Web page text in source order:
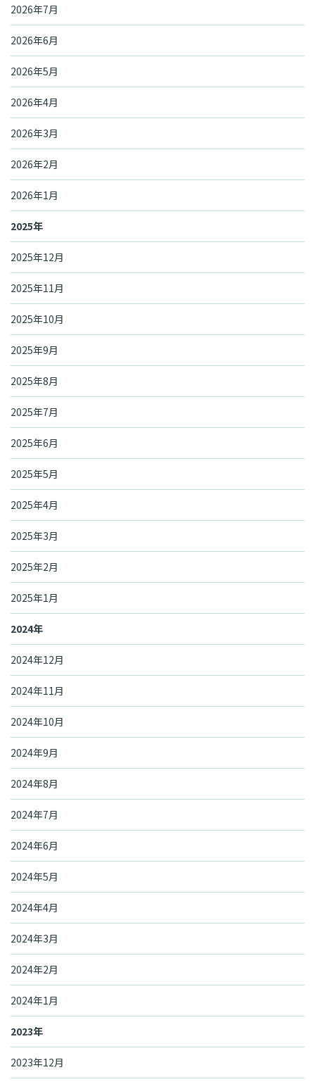
2026年7月
2026年6月
2026年5月
2026年4月
2026年3月
2026年2月
2026年1月
2025年
2025年12月
2025年11月
2025年10月
2025年9月
2025年8月
2025年7月
2025年6月
2025年5月
2025年4月
2025年3月
2025年2月
2025年1月
2024年
2024年12月
2024年11月
2024年10月
2024年9月
2024年8月
2024年7月
2024年6月
2024年5月
2024年4月
2024年3月
2024年2月
2024年1月
2023年
2023年12月